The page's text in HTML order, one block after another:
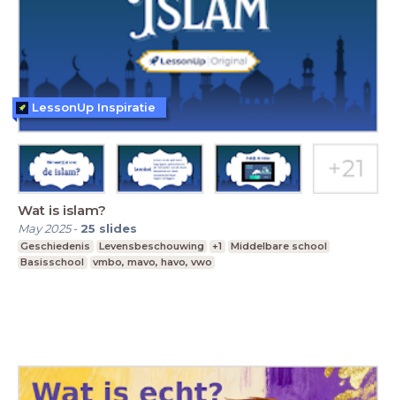
Wat is islam?
May 2025- 25 slides
Geschiedenis Levensbeschouwing +1
Middelbare school
Basisschool
vmbo, mavo, havo, vwo
LessonUp Inspiratie